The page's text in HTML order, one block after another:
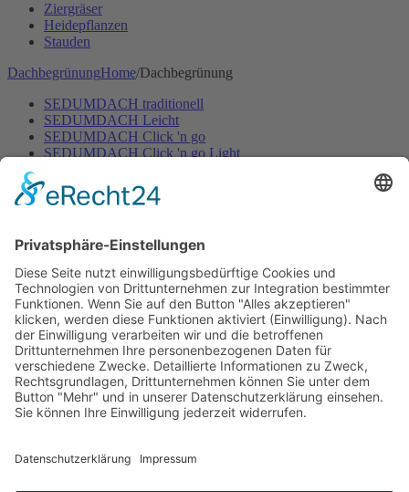
Ziergräser
Heidepflanzen
Stauden
DachbegrünungHome/Dachbegrünung
SEDUMDACH traditionell
SEDUMDACH Leicht
SEDUMDACH Click 'n go
SEDUMDACH Click 'n go Light
Biodiversitätsdach Leicht
Rasen
Hecken & Beete
Zubehör Bewässerung
MähroboterHome/Mähroboter
Mähroboter mit Begrenzungskabel
Mähroboter ohne Begrenzungskabel
Zubehör für Mähroboter
DüngerHome/Dünger
Rasaflor